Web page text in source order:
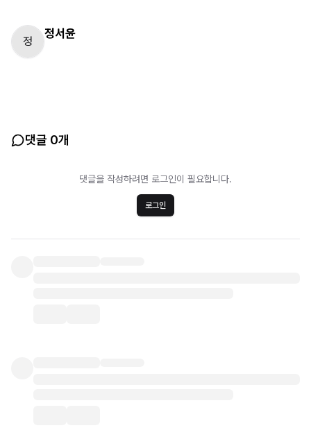
정
정서윤
댓글 0개
댓글을 작성하려면 로그인이 필요합니다.
로그인